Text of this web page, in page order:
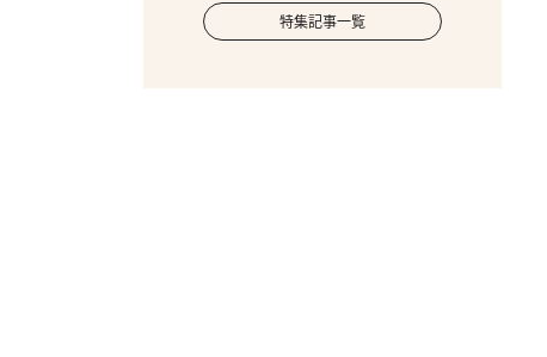
特集記事一覧